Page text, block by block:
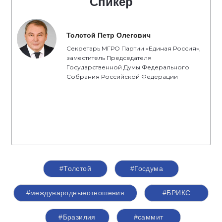
Толстой Петр Олегович
Секретарь МГРО Партии «Единая Россия»,
заместитель Председателя
Государственной Думы Федерального
Собрания Российской Федерации
#Толстой #Госдума
#международныеотношения #БРИКС
#Бразилия #саммит